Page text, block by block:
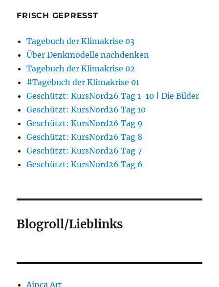
FRISCH GEPRESST
Tagebuch der Klimakrise 03
Über Denkmodelle nachdenken
Tagebuch der Klimakrise 02
#Tagebuch der Klimakrise 01
Geschützt: KursNord26 Tag 1-10 | Die Bilder
Geschützt: KursNord26 Tag 10
Geschützt: KursNord26 Tag 9
Geschützt: KursNord26 Tag 8
Geschützt: KursNord26 Tag 7
Geschützt: KursNord26 Tag 6
Blogroll/Lieblinks
Ainca Art